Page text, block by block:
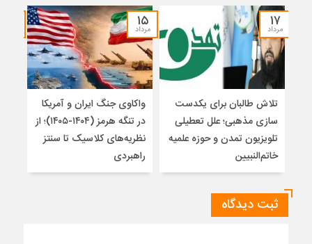
۱۷
مرداد
تلاش طالبان برای یکدست
سازی مذهبی؛ علل تعطیلی
تلویزیون تمدن و حوزه علمیه
خاتم‌النبیین
۱۵
مرداد
واکاوی جنگ ایران و آمریکا
در تنگه هرمز (۱۴۰۴-۱۴۰۵)؛ از
نظریه‌های کلاسیک تا سنتز
راهبردی
ثبت دیدگاه